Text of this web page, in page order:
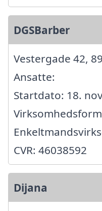
DGSBarber
Vestergade 42,
Ansatte:
Startdato: 18.
CVR: 46038592
Dijana